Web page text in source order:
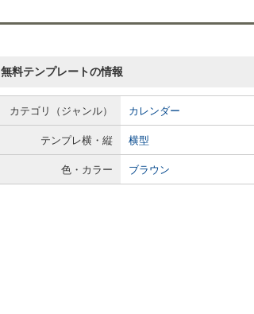
無料テンプレートの情報
カテゴリ（ジャンル） カレンダー
テンプレ横・縦 横型
色・カラー ブラウン